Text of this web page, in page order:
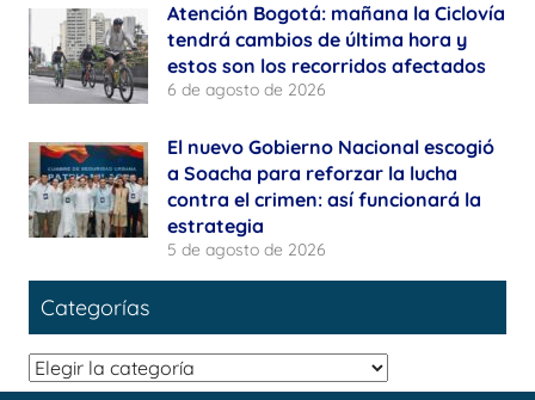
Atención Bogotá: mañana la Ciclovía
tendrá cambios de última hora y
estos son los recorridos afectados
6 de agosto de 2026
El nuevo Gobierno Nacional escogió
a Soacha para reforzar la lucha
contra el crimen: así funcionará la
estrategia
5 de agosto de 2026
Categorías
Categorías